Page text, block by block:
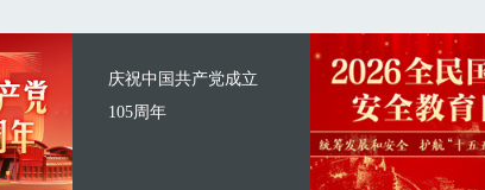
庆祝中国共产党成立
105周年